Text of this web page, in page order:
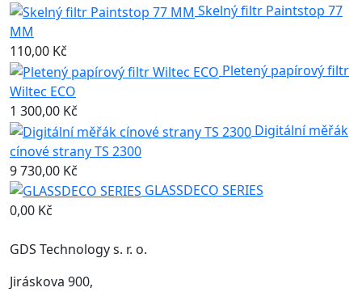
Skelný filtr Paintstop 77
MM
110,00 Kč
Pletený papírový filtr
Wiltec ECO
1 300,00 Kč
Digitální měřák
cínové strany TS 2300
9 730,00 Kč
GLASSDECO SERIES
0,00 Kč
GDS Technology s. r. o.
Jiráskova 900,